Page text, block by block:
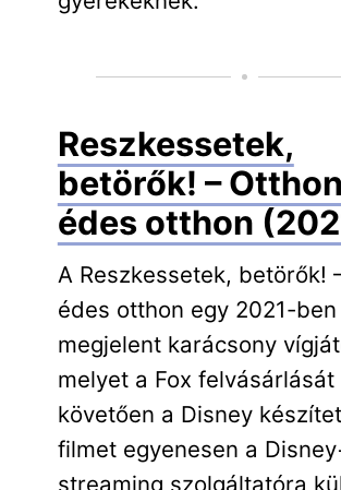
Reszkessetek,
betörők! –
édes otthon
A Reszkessetek, betörők!
édes otthon egy 2021-ben
megjelent karácsony
melyet a Fox felvásárlását
követően a Disney
filmet egyenesen a
streaming szolgáltatóra